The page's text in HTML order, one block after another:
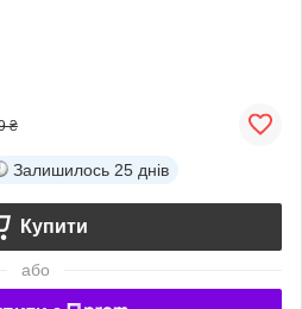
₴
Залишилось 25 днів
Купити
або